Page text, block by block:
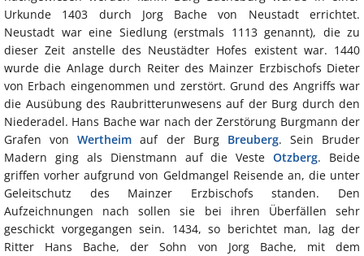
Urkunde 1403 durch Jorg Bache von Neustadt errichtet.
Neustadt war eine Siedlung (erstmals 1113 genannt), die zu
dieser Zeit anstelle des Neustädter Hofes existent war. 1440
wurde die Anlage durch Reiter des Mainzer Erzbischofs Dieter
von Erbach eingenommen und zerstört. Grund des Angriffs war
die Ausübung des Raubritterunwesens auf der Burg durch den
Niederadel. Hans Bache war nach der Zerstörung Burgmann der
Grafen vonWertheim auf der Burg Breuberg. Sein Bruder
Madern ging als Dienstmann auf die VesteOtzberg. Beide
griffen vorher aufgrund von Geldmangel Reisende an, die unter
Geleitschutz des Mainzer Erzbischofs standen. Den
Aufzeichnungen nach sollen sie bei ihren Überfällen sehr
geschickt vorgegangen sein. 1434, so berichtet man, lag der
Ritter Hans Bache, der Sohn von Jorg Bache, mit dem